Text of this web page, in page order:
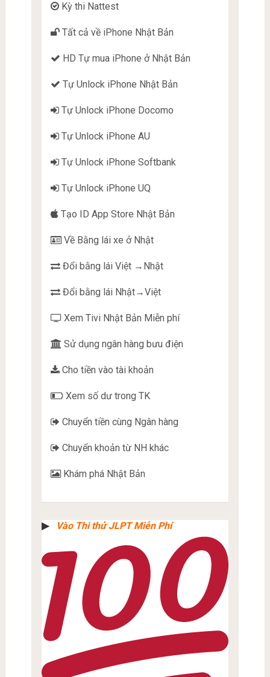
Kỳ thi Nattest
Tất cả về iPhone Nhật Bản
HD Tự mua iPhone ở Nhật Bản
Tự Unlock iPhone Nhật Bản
Tự Unlock iPhone Docomo
Tự Unlock iPhone AU
Tự Unlock iPhone Softbank
Tự Unlock iPhone UQ
Tạo ID App Store Nhật Bản
Về Bằng lái xe ở Nhật
Đổi bằng lái Việt →Nhật
Đổi bằng lái Nhật→Việt
Xem Tivi Nhật Bản Miễn phí
Sử dụng ngân hàng bưu điện
Cho tiền vào tài khoản
Xem số dư trong TK
Chuyển tiền cùng Ngân hàng
Chuyển khoản từ NH khác
Khám phá Nhật Bản
▶︎ Vào Thi thử JLPT Miễn Phí